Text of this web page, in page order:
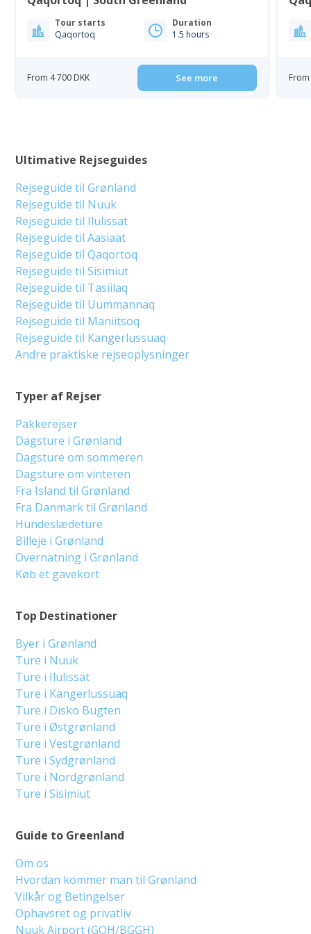
Tour starts
Qaqortoq
Duration
1.5 hours
From 4 700 DKK See more From
Guide to Greenland
Om os
Hvordan kommer man til Grønland
Vilkår og Betingelser
Ophavsret og privatliv
Nuuk Airport (GOH/BGGH)
Top Destinationer
Byer i Grønland
Ture i Nuuk
Ture i Ilulissat
Ture i Kangerlussuaq
Ture i Disko Bugten
Ture i Østgrønland
Ture i Vestgrønland
Ture i Sydgrønland
Ture i Nordgrønland
Ture i Sisimiut
Typer af Rejser
Pakkerejser
Dagsture i Grønland
Dagsture om sommeren
Dagsture om vinteren
Fra Island til Grønland
Fra Danmark til Grønland
Hundeslædeture
Billeje i Grønland
Overnatning i Grønland
Køb et gavekort
Ultimative Rejseguides
Rejseguide til Grønland
Rejseguide til Nuuk
Rejseguide til Ilulissat
Rejseguide til Aasiaat
Rejseguide til Qaqortoq
Rejseguide til Sisimiut
Rejseguide til Tasiilaq
Rejseguide til Uummannaq
Rejseguide til Maniitsoq
Rejseguide til Kangerlussuaq
Andre praktiske rejseoplysninger